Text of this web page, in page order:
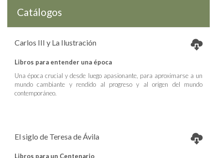
Catálogos
Carlos III y La Ilustración
Libros para entender una época
Una época crucial y desde luego apasionante, para aproximarse a un
mundo cambiante y rendido al progreso y al origen del mundo
contemporáneo.
El siglo de Teresa de Ávila
Libros para un Centenario